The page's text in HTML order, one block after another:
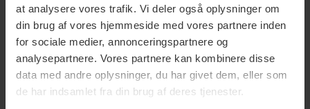
at analysere vores trafik. Vi deler også oplysninger om
din brug af vores hjemmeside med vores partnere inden
for sociale medier, annonceringspartnere og
analysepartnere. Vores partnere kan kombinere disse
data med andre oplysninger, du har givet dem, eller som
de har indsamlet fra din brug af deres tjenester.
Materiale Porcelæn